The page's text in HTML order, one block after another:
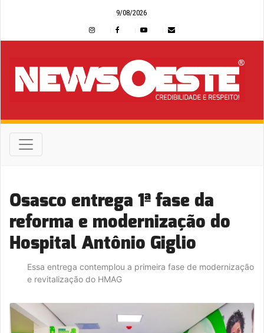
9/08/2026
Osasco entrega 1ª fase da
reforma e modernização do
Hospital Antônio Giglio
Essa entrega contemplou a primeira fase de modernização
e revitalização do HMAG